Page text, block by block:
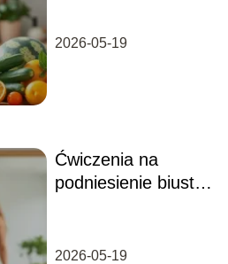
samopoczucie
2026-05-19
Ćwiczenia na
podniesienie biustu:
2026-05-19